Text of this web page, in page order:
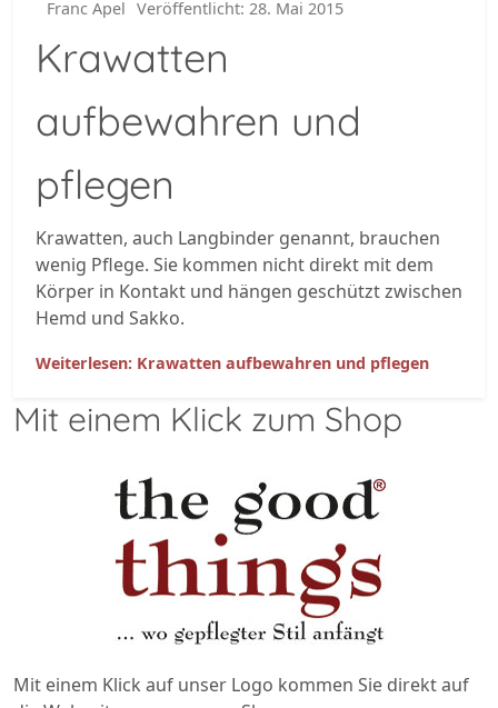
Franc Apel Veröffentlicht: 28. Mai 2015
Krawatten
aufbewahren und
pflegen
Krawatten, auch Langbinder genannt, brauchen
wenig Pflege. Sie kommen nicht direkt mit dem
Körper in Kontakt und hängen geschützt zwischen
Hemd und Sakko.
Weiterlesen: Krawatten aufbewahren und pflegen
Mit einem Klick zum Shop
Mit einem Klick auf unser Logo kommen Sie direkt auf